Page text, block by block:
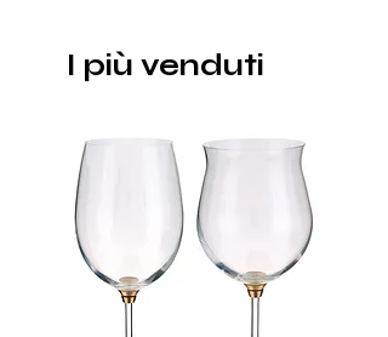
I più venduti